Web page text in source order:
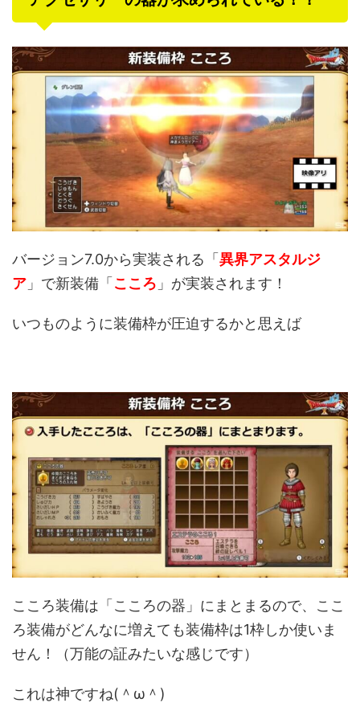
バージョン7.0から実装される「 異界アスタルジ
ア 」で新装備「 こころ 」が実装されます！
いつものように装備枠が圧迫するかと思えば
こころ装備は「こころの器」にまとまるので、ここ
ろ装備がどんなに増えても装備枠は1枠しか使いま
せん！（万能の証みたいな感じです）
これは神ですね(＾ω＾)